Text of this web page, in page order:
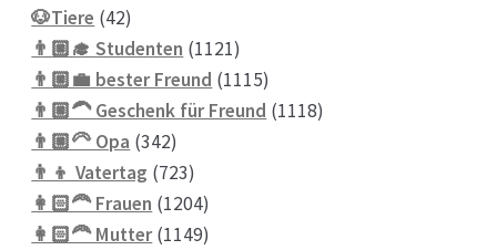
🐶Tiere 4242
Produkte
👨🏼‍🎓 Studenten 11211121
Produkte
👨🏼‍💼 bester Freund 11151115
Produkte
👨🏼‍🦱 Geschenk für Freund 11181118
👨🏼‍🦳 Opa 342342
Produkte
👨‍👦 Vatertag 723723
Produkte
👩🏻‍🦰 Frauen 12041204
Produkte
👩🏻‍🦰 Mutter 11491149